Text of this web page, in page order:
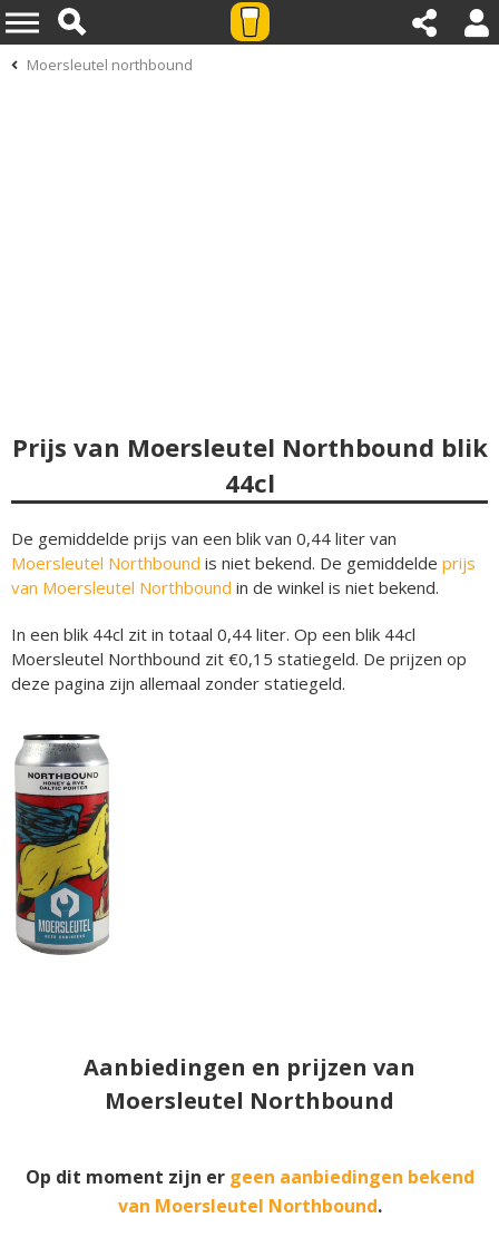
Moersleutel northbound
Prijs van Moersleutel Northbound blik
44cl
De gemiddelde prijs van een blik van 0,44 liter van
Moersleutel Northbound is niet bekend. De gemiddelde prijs
van Moersleutel Northbound in de winkel is niet bekend.
In een blik 44cl zit in totaal 0,44 liter. Op een blik 44cl
Moersleutel Northbound zit €0,15 statiegeld. De prijzen op
deze pagina zijn allemaal zonder statiegeld.
Aanbiedingen en prijzen van
Moersleutel Northbound
Op dit moment zijn er geen aanbiedingen bekend
van Moersleutel Northbound.